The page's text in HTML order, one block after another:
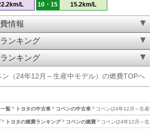
L 10・15 15.2km/L
情報
ンキング
ンキング
（24年12月～生産中モデル）の燃費TOPへ
覧 トヨタの中古車 コペンの中古車 コペン(24年12月～生
トヨタの燃費ランキング コペンの燃費 コペン(24年12月～